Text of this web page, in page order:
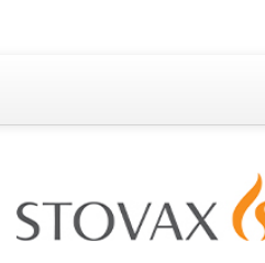
Hoofdpagina
Brochures